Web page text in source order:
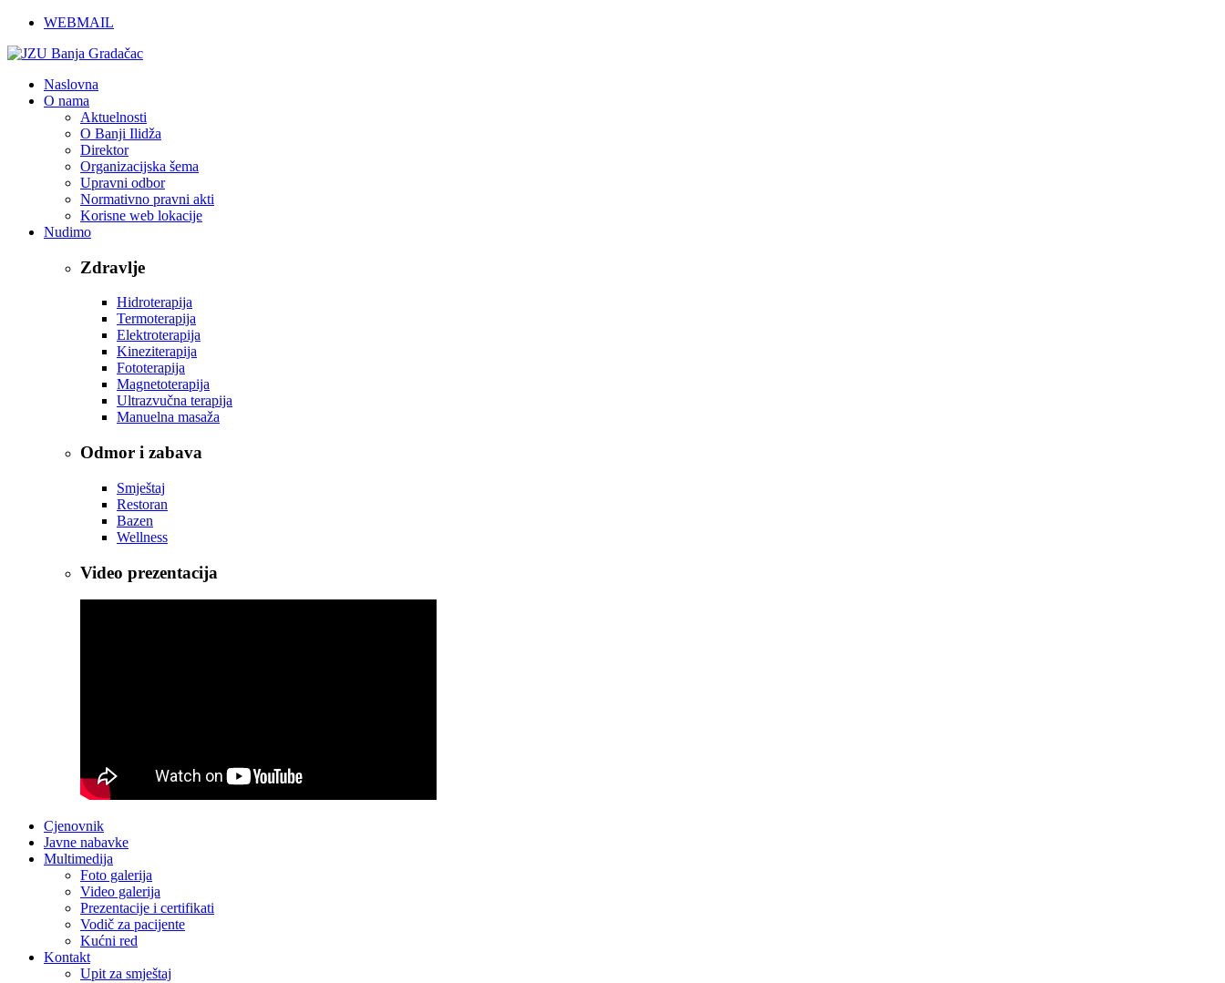
WEBMAIL
Naslovna
O nama
Aktuelnosti
O Banji Ilidža
Direktor
Organizacijska šema
Upravni odbor
Normativno pravni akti
Korisne web lokacije
Nudimo
Zdravlje
Hidroterapija
Termoterapija
Elektroterapija
Kineziterapija
Fototerapija
Magnetoterapija
Ultrazvučna terapija
Manuelna masaža
Odmor i zabava
Smještaj
Restoran
Bazen
Wellness
Video prezentacija
Cjenovnik
Javne nabavke
Multimedija
Foto galerija
Video galerija
Prezentacije i certifikati
Vodič za pacijente
Kućni red
Kontakt
Upit za smještaj